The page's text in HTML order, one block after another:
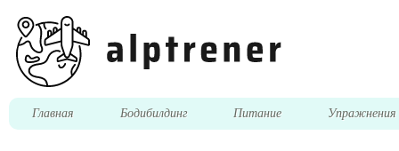
Главная Бодибилдинг Питание Упражнения